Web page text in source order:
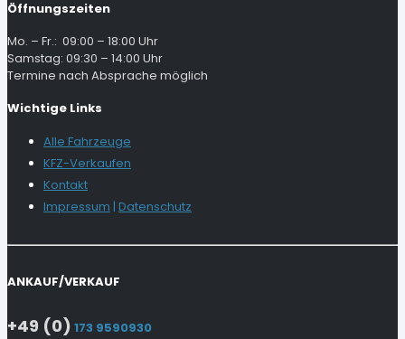
Öffnungszeiten
Mo. – Fr.: 09:00 – 18:00 Uhr
Samstag: 09:30 – 14:00 Uhr
Termine nach Absprache möglich
Wichtige Links
Alle Fahrzeuge
KFZ-Verkaufen
Kontakt
Impressum | Datenschutz
ANKAUF/VERKAUF
+49 (0) 173 9590930